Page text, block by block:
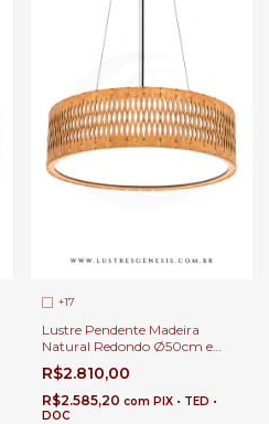
+17
Lustre Pendente Madeira
Natural Redondo Ø50cm e
Ø70cm Lacas Coloridas
Lâmpada E-27 Para Sala de
Jantar e Estar | Linha Carimbó
R$2.810,00
R$2.585,20 com PIX • TED •
DOC